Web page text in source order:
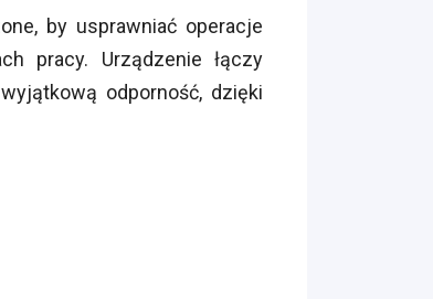
by usprawniać operacje
pracy. Urządzenie łączy
odporność, dzięki